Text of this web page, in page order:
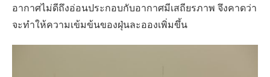
อากาศไม่ดีถึงอ่อนประกอบกับอากาศมีเสถียรภาพ จึงคาดว่า
จะทำให้ความเข้มข้นของฝุ่นละอองเพิ่มขึ้น